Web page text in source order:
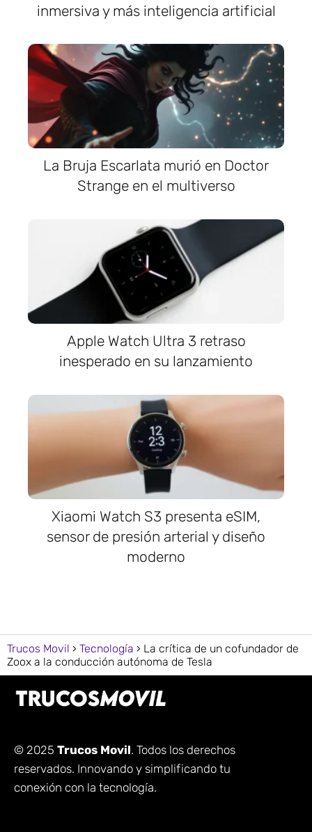
inmersiva y más inteligencia artificial
La Bruja Escarlata murió en Doctor
Strange en el multiverso
Apple Watch Ultra 3 retraso
inesperado en su lanzamiento
Xiaomi Watch S3 presenta eSIM,
sensor de presión arterial y diseño
moderno
Trucos Movil Tecnología
La crítica de un cofundador de
Zoox a la conducción autónoma de Tesla
© 2025 Trucos Movil. Todos los derechos
reservados. Innovando y simplificando tu
conexión con la tecnología.